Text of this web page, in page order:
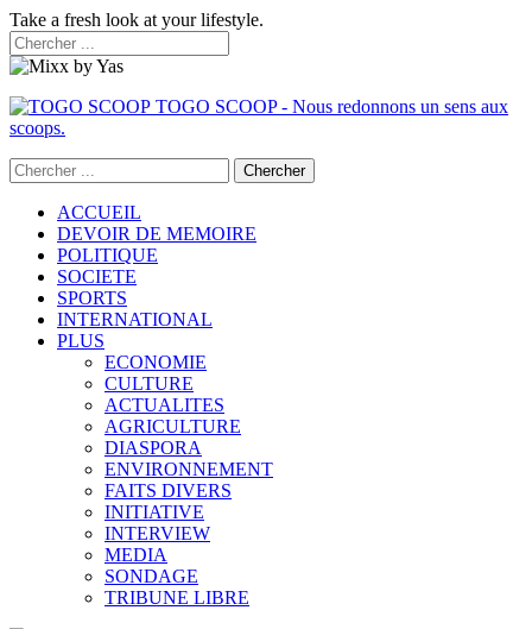
Take a fresh look at your lifestyle.
TOGO SCOOP - Nous redonnons un sens aux
scoops.
ACCUEIL
DEVOIR DE MEMOIRE
POLITIQUE
SOCIETE
SPORTS
INTERNATIONAL
PLUS
ECONOMIE
CULTURE
ACTUALITES
AGRICULTURE
DIASPORA
ENVIRONNEMENT
FAITS DIVERS
INITIATIVE
INTERVIEW
MEDIA
SONDAGE
TRIBUNE LIBRE